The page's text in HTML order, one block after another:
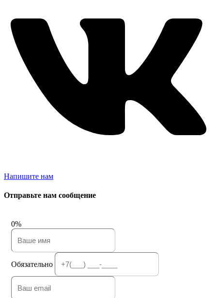
Напишите нам
Отправьте нам сообщение
0%
Обязательно